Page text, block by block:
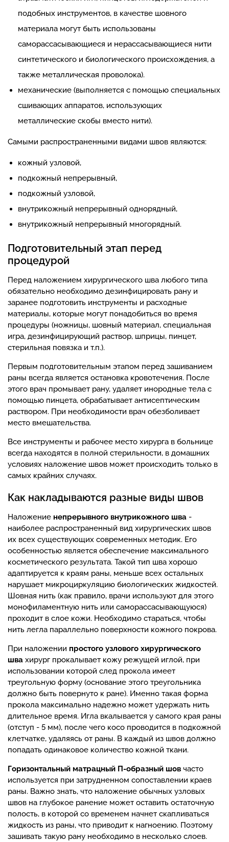
подобных инструментов, в качестве шовного
материала могут быть использованы
саморассасывающиеся и нерассасывающиеся нити
синтетического и биологического происхождения, а
также металлическая проволока).
механические (выполняется с помощью специальных
сшивающих аппаратов, использующих
металлические скобы вместо нити).
Самыми распространенными видами швов являются:
кожный узловой,
подкожный непрерывный,
подкожный узловой,
внутрикожный непрерывный однорядный,
внутрикожный непрерывный многорядный.
Подготовительный этап перед
процедурой
Перед наложением хирургического шва любого типа
обязательно необходимо дезинфицировать рану и
заранее подготовить инструменты и расходные
материалы, которые могут понадобиться во время
процедуры (ножницы, шовный материал, специальная
игра, дезинфицирующий раствор, шприцы, пинцет,
стерильная повязка и т.п.).
Первым подготовительным этапом перед зашиванием
раны всегда является остановка кровотечения. После
этого врач промывает рану, удаляет инородные тела с
помощью пинцета, обрабатывает антисептическим
раствором. При необходимости врач обезболивает
место вмешательства.
Все инструменты и рабочее место хирурга в больнице
всегда находятся в полной стерильности, в домашних
условиях наложение швов может происходить только в
самых крайних случаях.
Как накладываются разные виды швов
Наложение непрерывного внутрикожного шва -
наиболее распространенный вид хирургических швов
их всех существующих современных методик. Его
особенностью является обеспечение максимального
косметического результата. Такой тип шва хорошо
адаптируется к краям раны, меньше всех остальных
нарушает микроциркуляцию биологических жидкостей.
Шовная нить (как правило, врачи используют для этого
монофиламентную нить или саморассасывающуюся)
проходит в слое кожи. Необходимо стараться, чтобы
нить легла параллельно поверхности кожного покрова.
При наложении простого узлового хирургического
шва хирург прокалывает кожу режущей иглой, при
использовании которой след прокола имеет
треугольную форму (основание этого треугольника
должно быть повернуто к ране). Именно такая форма
прокола максимально надежно может удержать нить
длительное время. Игла вкалывается у самого края раны
(отступ - 5 мм), после чего косо проводится в подкожной
клетчатке, удаляясь от раны. В каждый из швов должно
попадать одинаковое количество кожной ткани.
Горизонтальный матрацный П-образный шов часто
используется при затрудненном сопоставлении краев
раны. Важно знать, что наложение обычных узловых
швов на глубокое ранение может оставить остаточную
полость, в которой со временем начнет скапливаться
жидкость из раны, что приводит к нагноению. Поэтому
зашивать такую рану необходимо в несколько слоев.